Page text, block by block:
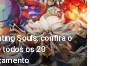
Souls: confira o
todos os 20